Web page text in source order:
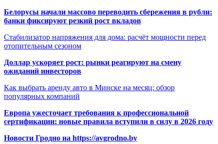
Белорусы начали массово переводить сбережения в рубли:
банки фиксируют резкий рост вкладов
Стабилизатор напряжения для дома: расчёт мощности перед
отопительным сезоном
Доллар ускоряет рост: рынки реагируют на смену
ожиданий инвесторов
Как выбрать аренду авто в Минске на месяц: обзор
популярных компаний
Европа ужесточает требования к профессиональной
сертификации: новые правила вступили в силу в 2026 году
Новости Гродно на https://avgrodno.by